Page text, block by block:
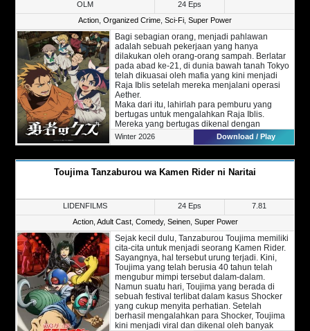
dengan bajak laut lain yang ganas dan jahat,
Luffy bersama teman-temannya berlayar
murni atas dasar petualangan serta mencari
tempat tempat baru yang akan muncul di
hadapan mereka.
Di perjalanan inilah cerita mereka dimulai,
mampukan Luffy bersama teman-temannya
mencapai impian mereka?
(Info: Episode sebelumnya akan ditambahkan
secara berkala)
OLM
24 Eps
Action Organized Crime Sci-Fi Super Power
Bagi sebagian orang, menjadi pahlawan
adalah sebuah pekerjaan yang hanya
dilakukan oleh orang-orang sampah. Berlatar
pada abad ke-21, di dunia bawah tanah Tokyo
telah dikuasai oleh mafia yang kini menjadi
Raja Iblis setelah mereka menjalani operasi
Aether.
Maka dari itu, lahirlah para pemburu yang
bertugas untuk mengalahkan Raja Iblis.
Mereka yang bertugas dikenal dengan
sebutah pahlawan. Setiap pahlawan yang
ingin melawan Raja Iblis harus menggunakan
Yashiro, salah satu orang yang bekerja
sebagai pahlawan ini didatangi oleh gadis
pun menerima gadis tersebut dan
melibatkannya dalam berbagai kejadian.
Winter 2026 Download / Play
Toujima Tanzaburou wa Kamen Rider ni Naritai
LIDENFILMS 24 Eps
7.81
Action, Adult Cast, Comedy, Seinen, Super Power
Sejak kecil dulu, Tanzaburou Toujima memiliki
cita-cita untuk menjadi seorang Kamen Rider.
Sayangnya, hal tersebut urung terjadi. Kini,
Toujima yang telah berusia 40 tahun telah
mengubur mimpi tersebut dalam-dalam.
Namun suatu hari, Toujima yang berada di
sebuah festival terlibat dalam kasus Shocker
yang cukup menyita perhatian. Setelah
berhasil mengalahkan para Shocker, Toujima
kini menjadi viral dan dikenal oleh banyak